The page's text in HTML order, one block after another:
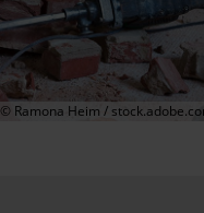
© Ramona Heim /